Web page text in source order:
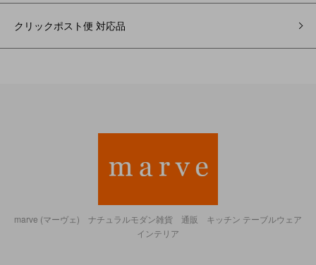
クリックポスト便 対応品
marve (マーヴェ) ナチュラルモダン雑貨 通販 キッチン テーブルウェア
インテリア